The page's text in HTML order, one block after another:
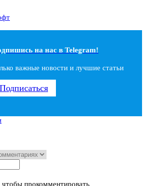
на наc в Telegram!
важные новости и лучшие статьи
Подписаться
прокомментировать